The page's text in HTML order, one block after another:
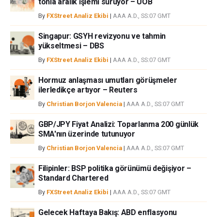
veya fxstreet.comtarafından bu sitede yayınlanan bilgiler çalışanlar,
ortaklar yada katkıda bulunanlar tarafından genel piyasa yorumu olarak
bilgilerin kullanımı nedeniyle doğrudan yada dolaylı olarak ortaya
çıkabilecek herhangi bir kar kaybı herhangi bir sınırlama olmaksızın
herhangi bir kayıp ya da hasar için sorumluluk kabul etmemektedir.
By FXStreet Analiz Ekibi | AAA A.D., SS:07 GMT
Singapur: GSYH revizyonu ve tahmin
yükseltmesi – DBS
By FXStreet Analiz Ekibi | AAA A.D., SS:07 GMT
Hormuz anlaşması umutları görüşmeler
ilerledikçe artıyor – Reuters
By Christian Borjon Valencia | AAA A.D., SS:07 GMT
GBP/JPY Fiyat Analizi: Toparlanma 200 günlük
SMA'nın üzerinde tutunuyor
By Christian Borjon Valencia | AAA A.D., SS:07 GMT
Filipinler: BSP politika görünümü değişiyor –
Standard Chartered
By FXStreet Analiz Ekibi | AAA A.D., SS:07 GMT
Gelecek Haftaya Bakış: ABD enflasyonu